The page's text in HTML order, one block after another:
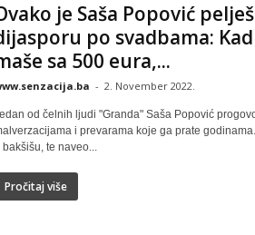
je Saša Popović
po svadbama:
sa 500 eura,...
- 2. November 2022.
od čelnih ljudi "Granda" Saša Popović
i prevarama koje ga prate
bakšišu, te naveo...
Pročitaj više